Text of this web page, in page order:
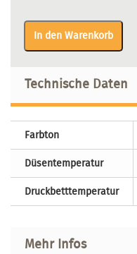
In den Warenkorb
Technische Daten
Farbton
Düsentemperatur
Druckbetttemperatur
Mehr Infos